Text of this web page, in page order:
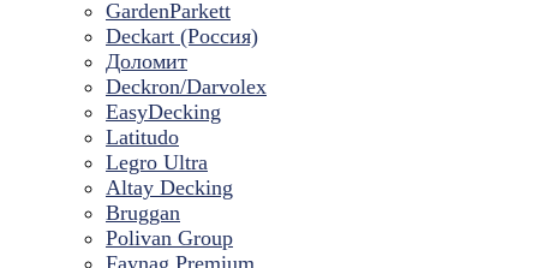
GardenParkett
Deckart (Россия)
Доломит
Deckron/Darvolex
EasyDecking
Latitudo
Legro Ultra
Altay Decking
Bruggan
Polivan Group
Faynag Premium